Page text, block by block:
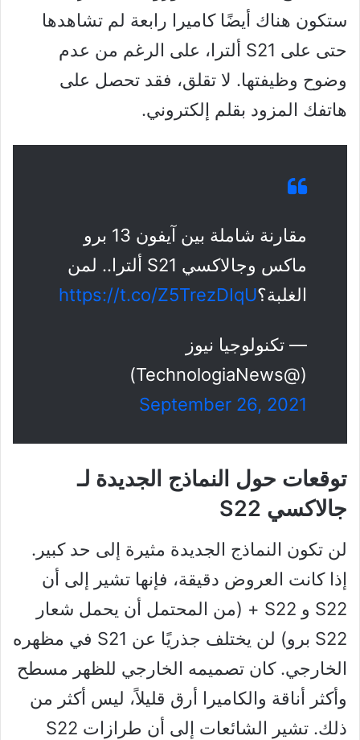
ستكون هناك أيضًا كاميرا رابعة لم تشاهدها
حتى على S21 ألترا، على الرغم من عدم
وضوح وظيفتها. لا تقلق، فقد تحصل على
هاتفك المزود بقلم إلكتروني.
مقارنة شاملة بين آيفون 13 برو
ماكس وجالاكسي S21 ألترا.. لمن
الغلبة؟https://t.co/Z5TrezDIqU
— تكنولوجيا نيوز
(@TechnologiaNews)
September 26, 2021
توقعات حول النماذج الجديدة لـ
جالاكسي S22
لن تكون النماذج الجديدة مثيرة إلى حد كبير.
إذا كانت العروض دقيقة، فإنها تشير إلى أن
S22 و S22 + (من المحتمل أن يحمل شعار
S22 برو) لن يختلف جذريًا عن S21 في مظهره
الخارجي. كان تصميمه الخارجي للظهر مسطح
وأكثر أناقة والكاميرا أرق قليلاً، ليس أكثر من
ذلك. تشير الشائعات إلى أن طرازات S22